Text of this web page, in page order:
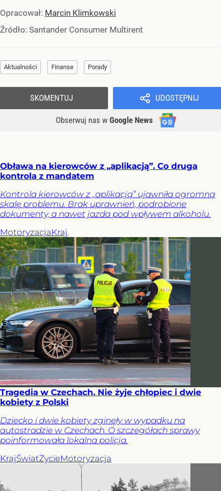
Opracował: Marcin Klimkowski
Źródło: Santander Consumer Multirent
Aktualności Finanse Porady
UDOSTĘPNIJ
Obserwuj nas w Google News
SKOMENTUJ
Obława na kierowców z „aplikacją”. Co druga
kontrola z mandatem
Kontrola kierowców z „aplikacją” ujawniła ogromną
skalę problemu. Brak uprawnień, podrobione
dokumenty, a nawet jazda pod wpływem alkoholu.
MotoryzacjaKraj
Tragedia w Czechach. Nie żyje chłopiec i dwie
kobiety z Polski
Dziecko i dwie kobiety zginęły w wypadku na
autostradzie w Czechach. O szczegółach sprawy
poinformowała lokalna policja.
KrajŚwiatŻycieMotoryzacja